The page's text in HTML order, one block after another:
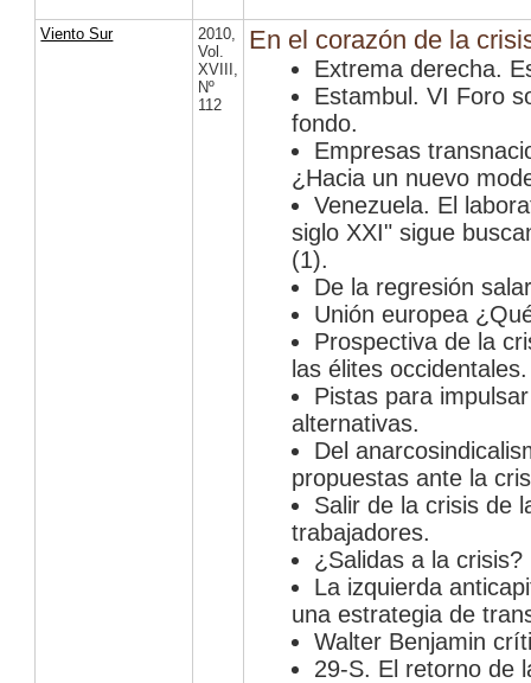
Viento Sur 2010,
Vol.
XVIII ,
Nº
112
En el corazón de la
Extrema derecha.
Estambul. VI Foro
fondo.
Empresas
¿Hacia un nuevo
Venezuela. El
siglo XXI" sigue
(1).
De la regresión
Unión europea
Prospectiva de la
las élites occidentales.
Pistas para
alternativas.
Del
propuestas ante la
Salir de la crisis de
trabajadores.
¿Salidas a la crisis?
La izquierda
una estrategia de
Walter Benjamin
29-S. El retorno de